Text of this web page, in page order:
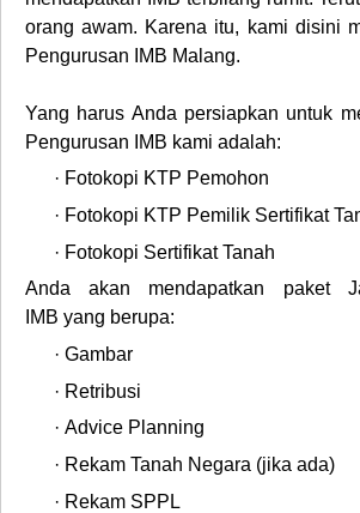
orang awam. Karena itu, kami disini
Pengurusan IMB Malang.
Yang harus Anda persiapkan untuk
Pengurusan IMB kami adalah:
· Fotokopi KTP Pemohon
· Fotokopi KTP Pemilik Sertifikat
· Fotokopi Sertifikat Tanah
Anda akan mendapatkan paket
IMB yang berupa:
· Gambar
· Retribusi
· Advice Planning
· Rekam Tanah Negara (jika ada)
· Rekam SPPL